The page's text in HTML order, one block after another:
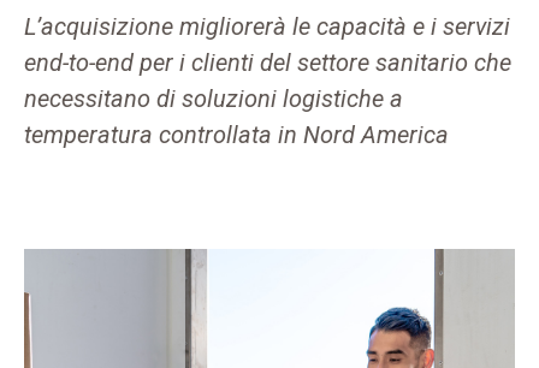
L’acquisizione migliorerà le capacità e i servizi
end-to-end per i clienti del settore sanitario che
necessitano di soluzioni logistiche a
temperatura controllata in Nord America